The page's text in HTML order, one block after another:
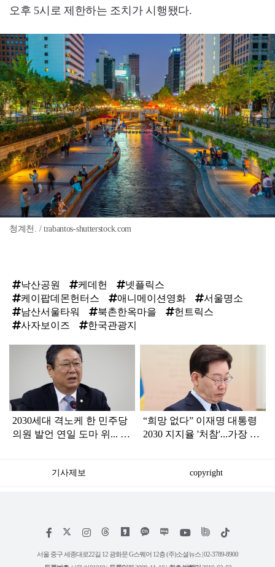
오후 5시로 제한하는 조치가 시행됐다.
청계천. / trabantos-shutterstock.com
낙산공원 케데헌
넷플릭스
케이팝데몬헌터스
애니메이션영화
서울명소
남산서울타워
북촌한옥마을
헌트릭스
사자보이즈
한국관광지
2030세대 격노케 한 민주당
의원 발언 연일 도마 위... 조
“희망 없다” 이재명 대통령
2030 지지율 '처참'...가장 큰
기사제보 copyright
페
스
인
타
위
트
틱
서울 중구 세종대로22길 12 광화문 G스퀘어 12층 (주)소셜뉴스 | 02-3789-8900